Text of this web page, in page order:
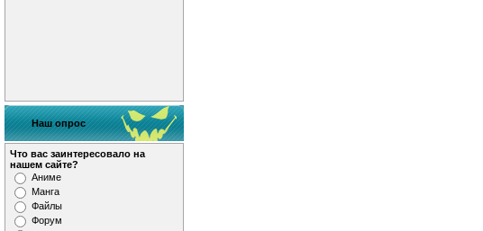
Наш опрос
Что вас заинтересовало на
нашем сайте?
Аниме
Манга
Файлы
Форум